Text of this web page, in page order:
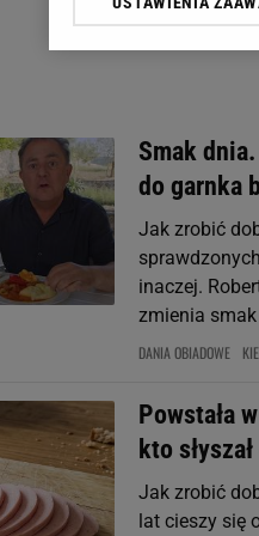
Smak
do garnka
Jak zrobić
inaczej.
zmienia smak
DANIA OBIADOWE
Powstała
kto
Jak zrobić
lat cieszy się
Klikając „Akceptuję”
dotyczące plików
odnośnik „Ustawienia
My, nasi Zaufani
Użycie dokładnych
Przechowywanie
badnie odbiorców i